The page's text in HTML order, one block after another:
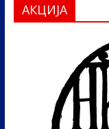
АКЦИЈА